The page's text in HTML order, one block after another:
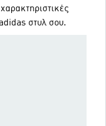
στυλ σου.